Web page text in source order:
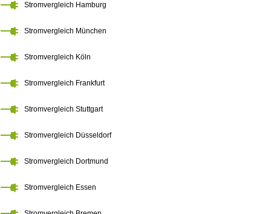
Stromvergleich Hamburg
Stromvergleich München
Stromvergleich Köln
Stromvergleich Frankfurt
Stromvergleich Stuttgart
Stromvergleich Düsseldorf
Stromvergleich Dortmund
Stromvergleich Essen